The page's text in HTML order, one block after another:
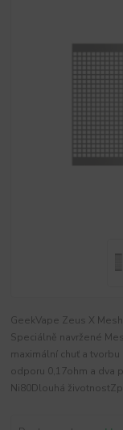
GeekVape Zeus X
Speciálně navržené
maximální chuť a
odporu 0,17ohm a dva
Ni80Dlouhá